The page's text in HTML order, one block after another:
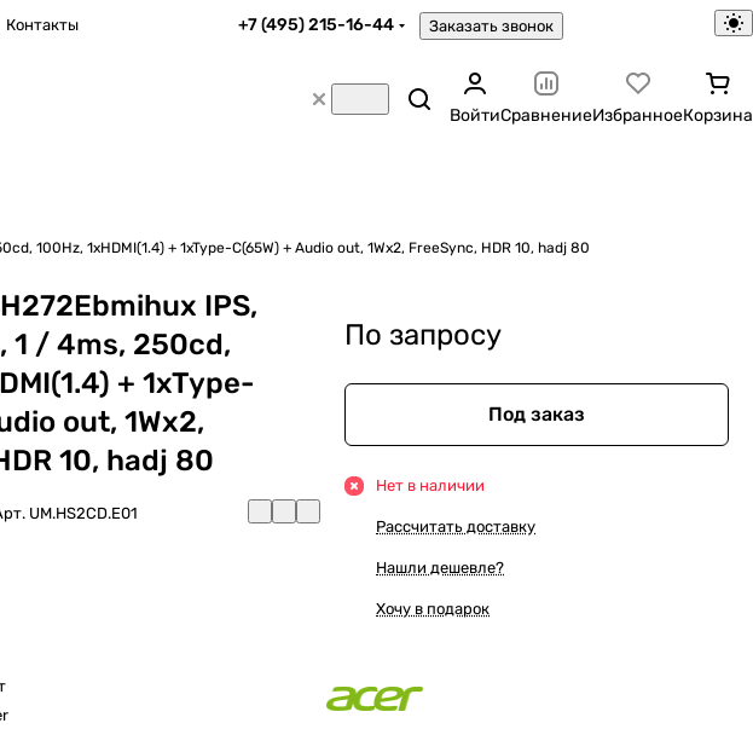
Контакты +7 (495) 215-16-44 Заказать звонок
ВойтиСравнениеИзбранноеКорзина
1 / 4ms, 250cd, 100Hz, 1xHDMI(1.4) + 1xType-C(65W) + Audio out, 1Wx2, FreeSync, HDR 10, hadj 80
IPS,
1 / 4ms, 250cd,
+ 1xType-
out, 1Wx2,
10, hadj 80
UM.HS2CD.E01
По запросу
Под заказ
Нет в наличии
Рассчитать доставку
Нашли дешевле?
Хочу в подарок